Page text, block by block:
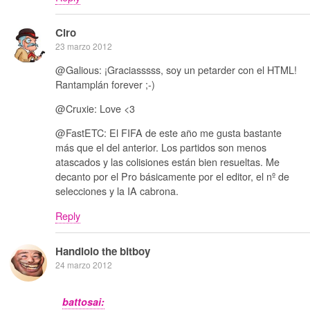
Ciro
23 marzo 2012
@Galious: ¡Graciasssss, soy un petarder con el HTML!
Rantamplán forever ;-)
@Cruxie: Love <3
@FastETC: El FIFA de este año me gusta bastante
más que el del anterior. Los partidos son menos
atascados y las colisiones están bien resueltas. Me
decanto por el Pro básicamente por el editor, el nº de
selecciones y la IA cabrona.
Reply
Handlolo the bitboy
24 marzo 2012
battosai: